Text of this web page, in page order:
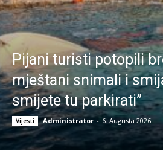
Pijani turisti potopili
mještani snimali i
smijete tu parkirati”
Vijesti Administrator - 6. Augusta 2026.